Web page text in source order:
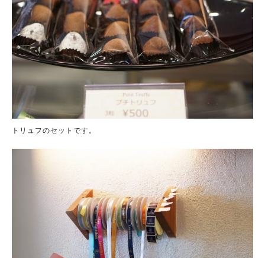
トリュフのセットです。